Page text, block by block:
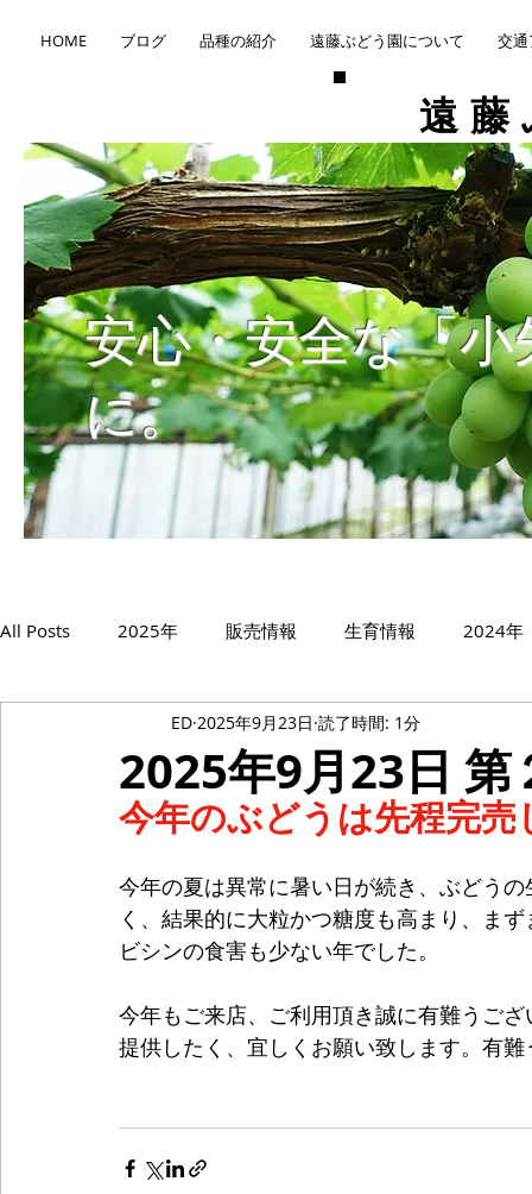
HOME ブログ 品種の紹介 遠藤ぶどう園について 交
遠
安心・安全な「
に。
All Posts 2025年 販売情報 生育情報 2024年
2018年 シャインマスカット
藤稔 スカーレット 5月 6月
2025年9月23日 第
ED 2025年9月23日 読了時間: 1分
今年のぶどうは先程完売
今年の夏は異常に暑い日が続き、ぶどう
く、結果的に大粒かつ糖度も高まり、ま
ビシンの食害も少ない年でした。
今年もご来店、ご利用頂き誠に有難うご
提供したく、宜しくお願い致します。有